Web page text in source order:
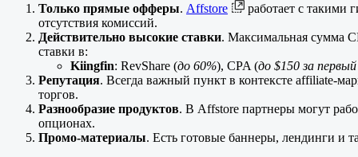
Только прямые офферы. Affstore
работает с такими
отсутствия комиссий.
Действительно высокие ставки. Максимальная сумма
ставки в:
Kiingfin: RevShare (до 60%), CPA (до $150 за
Репутация. Всегда важный пункт в контексте affiliate-
торгов.
Разнообразие продуктов. В Affstore партнеры могут
опционах.
Промо-материалы. Есть готовые баннеры, лендинги и